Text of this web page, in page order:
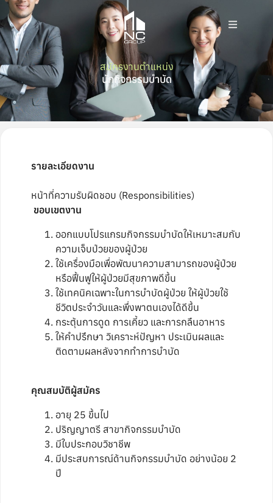
สมัครงานตำแหน่ง
นักกิจกรรมบำบัด
รายละเอียดงาน
หน้าที่ความรับผิดชอบ (Responsibilities)
ขอบเขตงาน
ออกแบบโปรแกรมกิจกรรมบำบัดให้เหมาะสมกับ
ความเจ็บป่วยของผู้ป่วย
ใช้เครื่องมือเพื่อพัฒนาความสามารถของผู้ป่วย
หรือฟื้นฟูให้ผู้ป่วยมีสุขภาพดีขึ้น
ใช้เทคนิคเฉพาะในการบำบัดผู้ป่วย ให้ผู้ป่วยใช้
ชีวิตประจำวันและพึ่งพาตนเองได้ดีขึ้น
กระตุ้นการดูด การเคี้ยว และการกลืนอาหาร
ให้คำปรึกษา วิเคราะห์ปัญหา ประเมินผลและ
ติดตามผลหลังจากทำการบำบัด
คุณสมบัติผู้สมัคร
อายุ 25 ขึ้นไป
ปริญญาตรี สาขากิจกรรมบำบัด
มีใบประกอบวิชาชีพ
มีประสบการณ์ด้านกิจกรรมบำบัด อย่างน้อย 2
ปี